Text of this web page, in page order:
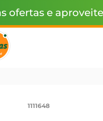
ofertas e
1111648